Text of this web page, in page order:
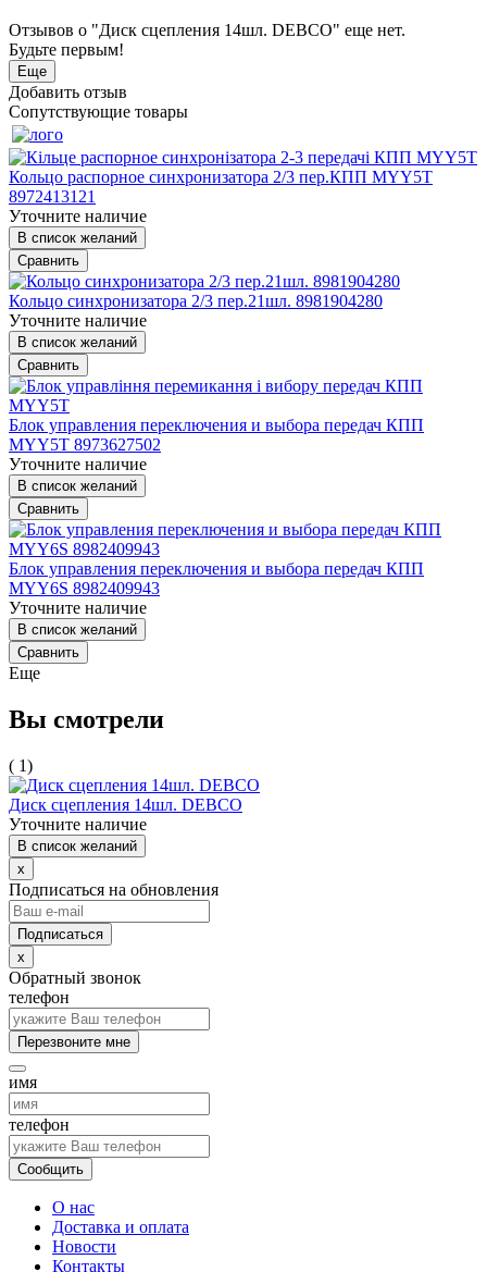
Отзывов о "Диск сцепления 14шл. DEBCO" еще нет.
Будьте первым!
Еще
Добавить отзыв
Сопутствующие товары
Кольцо распорное синхронизатора 2/3 пер.КПП MYY5T
8972413121
Уточните наличие
В список желаний
Сравнить
Кольцо синхронизатора 2/3 пер.21шл. 8981904280
Уточните наличие
В список желаний
Сравнить
Блок управления переключения и выбора передач КПП
MYY5T 8973627502
Уточните наличие
В список желаний
Сравнить
Блок управления переключения и выбора передач КПП
MYY6S 8982409943
Уточните наличие
В список желаний
Сравнить
Еще
Вы смотрели
( 1)
Диск сцепления 14шл. DEBCO
Уточните наличие
В список желаний
x
Подписаться на обновления
x
Обратный звонок
телефон
Перезвоните мне
имя
телефон
Сообщить
О нас
Доставка и оплата
Новости
Контакты